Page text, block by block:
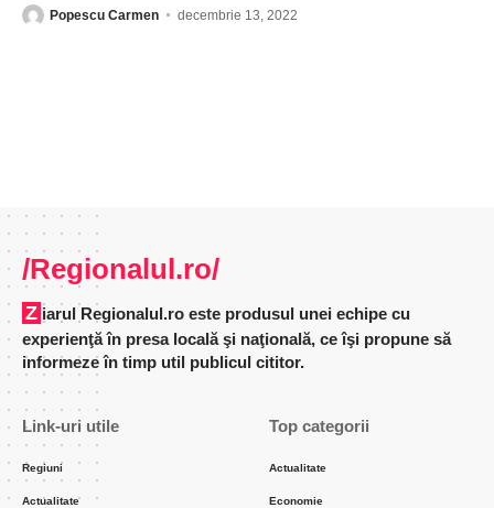
Popescu Carmen decembrie 13, 2022
/Regionalul.ro/
Ziarul Regionalul.ro este produsul unei echipe cu
experienţă în presa locală şi naţională, ce îşi propune să
informeze în timp util publicul cititor.
Link-uri utile
Regiuni
Actualitate
Top categorii
Actualitate
Economie